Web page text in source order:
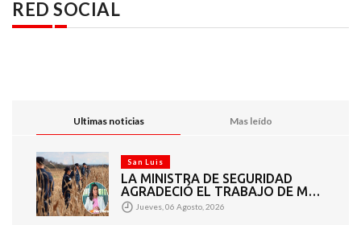
RED SOCIAL
Ultimas noticias Mas leído
San Luis
LA MINISTRA DE SEGURIDAD
AGRADECIÓ EL TRABAJO DE MÁS
DE 200 EFECTIVOS QUE
PARTICIPARON EN LA BÚSQUEDA
Jueves, 06 Agosto, 2026